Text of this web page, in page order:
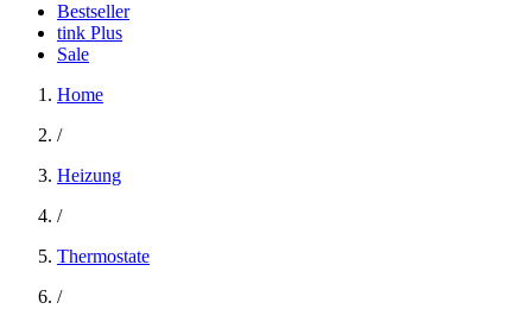
Bestseller
tink Plus
Sale
Home
/
Heizung
/
Thermostate
/